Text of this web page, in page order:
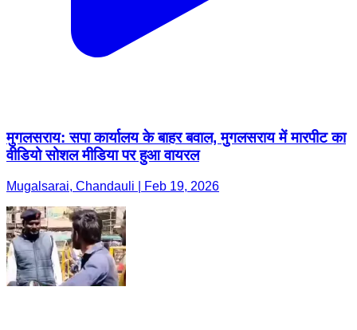
मुगलसराय: सपा कार्यालय के बाहर बवाल, मुगलसराय में मारपीट का
वीडियो सोशल मीडिया पर हुआ वायरल
Mugalsarai, Chandauli | Feb 19, 2026